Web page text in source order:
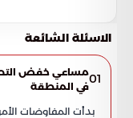
الاسئلة الشائعة
01مساعي خفض
في المنطقة
بدأت المفاوضات